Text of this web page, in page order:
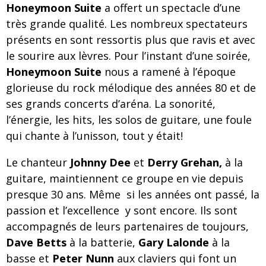
Honeymoon Suite a offert un spectacle d’une
très grande qualité. Les nombreux spectateurs
présents en sont ressortis plus que ravis et avec
le sourire aux lèvres. Pour l’instant d’une soirée,
Honeymoon Suite nous a ramené à l’époque
glorieuse du rock mélodique des années 80 et de
ses grands concerts d’aréna. La sonorité,
l’énergie, les hits, les solos de guitare, une foule
qui chante à l’unisson, tout y était!
Le chanteur Johnny Dee et Derry Grehan, à la
guitare, maintiennent ce groupe en vie depuis
presque 30 ans. Même si les années ont passé, la
passion et l’excellence y sont encore. Ils sont
accompagnés de leurs partenaires de toujours,
Dave Betts à la batterie, Gary Lalonde à la
basse et Peter Nunn aux claviers qui font un